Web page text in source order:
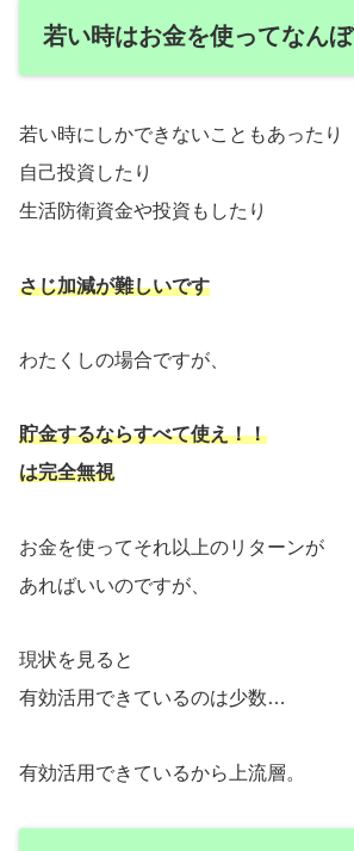
若い時はお金を使ってなんぼ
若い時にしかできないこともあったり
自己投資したり
生活防衛資金や投資もしたり
さじ加減が難しいです
わたくしの場合ですが、
貯金するならすべて使え！！
は完全無視
お金を使ってそれ以上のリターンが
あればいいのですが、
現状を見ると
有効活用できているのは少数…
有効活用できているから上流層。